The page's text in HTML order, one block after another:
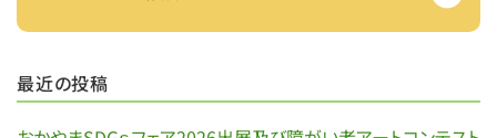
最近の投稿